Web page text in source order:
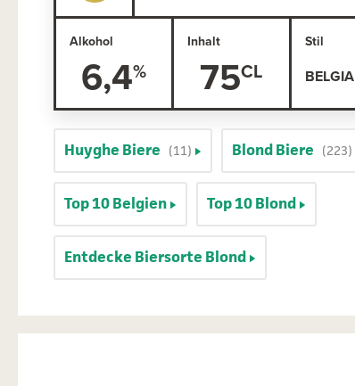
Alkohol
6,4
Inhalt
75
Stil
Huyghe Biere (11) Blond Biere (223)
Top 10 Belgien Top 10 Blond
Entdecke Biersorte Blond